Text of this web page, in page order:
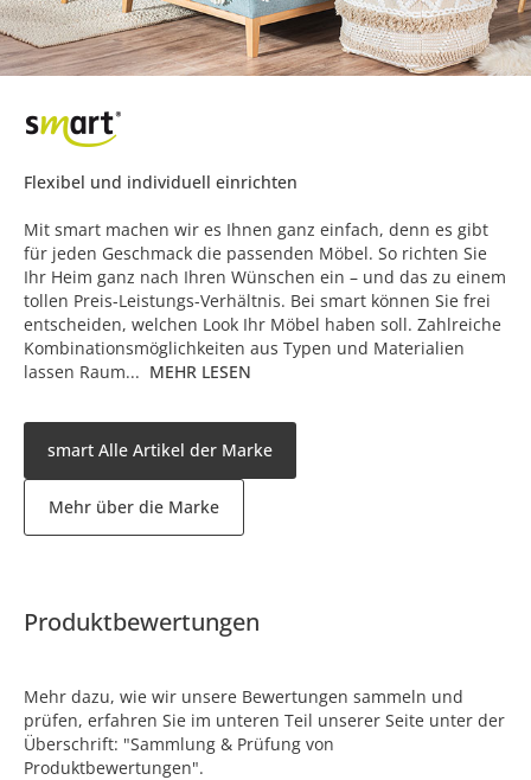
Flexibel und individuell einrichten
Mit smart machen wir es Ihnen ganz einfach, denn es gibt
für jeden Geschmack die passenden Möbel. So richten Sie
Ihr Heim ganz nach Ihren Wünschen ein – und das zu einem
tollen Preis-Leistungs-Verhältnis. Bei smart können Sie frei
entscheiden, welchen Look Ihr Möbel haben soll. Zahlreiche
Kombinationsmöglichkeiten aus Typen und Materialien
lassen Raum... MEHR LESEN
smart Alle Artikel der Marke
Mehr über die Marke
Produktbewertungen
Mehr dazu, wie wir unsere Bewertungen sammeln und
prüfen, erfahren Sie im unteren Teil unserer Seite unter der
Überschrift: "Sammlung & Prüfung von
Produktbewertungen".